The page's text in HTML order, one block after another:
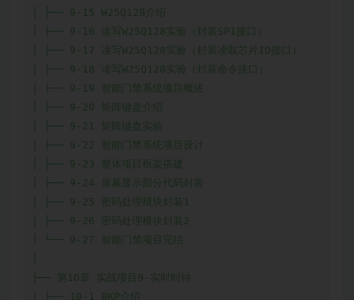
│ ├── 9-15 W25Q128介绍
│ ├── 9-16 读写W25Q128实验（封装SPI接口）
│ ├── 9-17 读写W25Q128实验（封装读取芯片ID接口）
│ ├── 9-18 读写W25Q128实验（封装命令接口）
│ ├── 9-19 智能门禁系统项目概述
│ ├── 9-20 矩阵键盘介绍
│ ├── 9-21 矩阵键盘实验
│ ├── 9-22 智能门禁系统项目设计
│ ├── 9-23 整体项目框架搭建
│ ├── 9-24 屏幕显示部分代码封装
│ ├── 9-25 密码处理模块封装1
│ ├── 9-26 密码处理模块封装2
│ └── 9-27 智能门禁项目完结
├── 第10章 实战项目9-实时时钟
│ ├── 10-1 BKP介绍